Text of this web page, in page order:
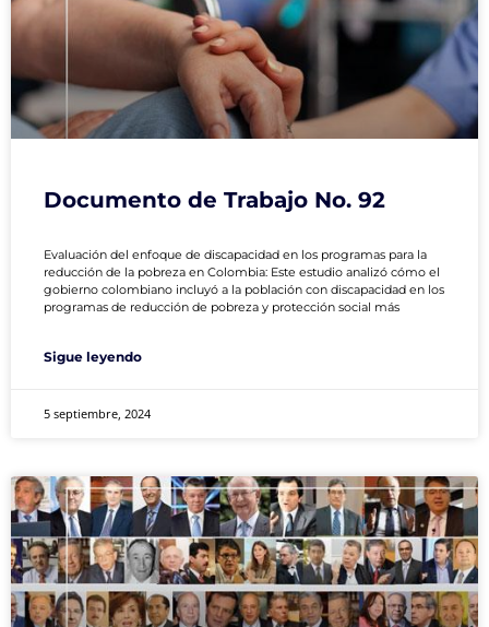
Documento de Trabajo No. 92
Evaluación del enfoque de discapacidad en los programas para la
reducción de la pobreza en Colombia: Este estudio analizó cómo el
gobierno colombiano incluyó a la población con discapacidad en los
programas de reducción de pobreza y protección social más
Sigue leyendo
5 septiembre, 2024